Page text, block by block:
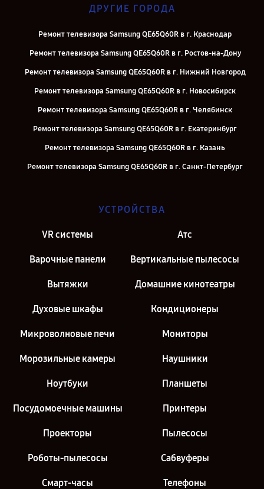
ДРУГИЕ ГОРОДА
Ремонт телевизора Samsung QE65Q60R в г. Краснодар
Ремонт телевизора Samsung QE65Q60R в г. Ростов-на-Дону
Ремонт телевизора Samsung QE65Q60R в г. Нижний Новгород
Ремонт телевизора Samsung QE65Q60R в г. Новосибирск
Ремонт телевизора Samsung QE65Q60R в г. Челябинск
Ремонт телевизора Samsung QE65Q60R в г. Екатеринбург
Ремонт телевизора Samsung QE65Q60R в г. Казань
Ремонт телевизора Samsung QE65Q60R в г. Санкт-Петербург
УСТРОЙСТВА
VR системы Атс
Варочные панели Вертикальные пылесосы
Вытяжки Домашние кинотеатры
Духовые шкафы Кондиционеры
Микроволновые печи Мониторы
Морозильные камеры Наушники
Ноутбуки Планшеты
Посудомоечные машины Принтеры
Проекторы Пылесосы
Роботы-пылесосы Сабвуферы
Смарт-часы Телефоны